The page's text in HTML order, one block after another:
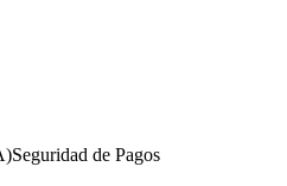
Seguridad de Pagos